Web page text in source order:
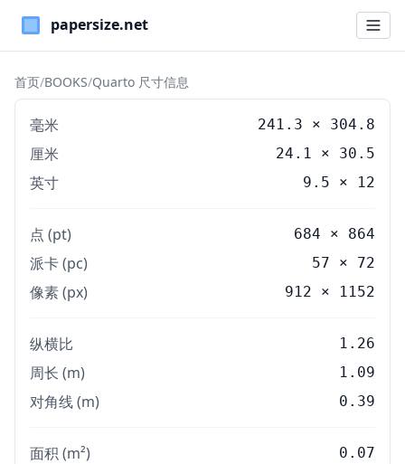
Paper Sizes
首页/BOOKS/Quarto 尺寸信息
毫米 241.3 × 304.8
厘米 24.1 × 30.5
英寸 9.5 × 12
点 (pt) 684 × 864
派卡 (pc) 57 × 72
像素 (px) 912 × 1152
纵横比 1.26
周长 (m) 1.09
对角线 (m) 0.39
面积 (m²) 0.07